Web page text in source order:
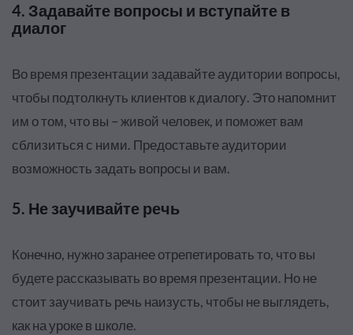
4. Задавайте вопросы и вступайте в
диалог
Во время презентации задавайте аудитории вопросы,
чтобы подтолкнуть клиентов к диалогу. Это напомнит
им о том, что вы – живой человек, и поможет вам
сблизиться с ними. Предоставьте аудитории
возможность задать вопросы и вам.
5. Не заучивайте речь
Конечно, нужно заранее отрепетировать то, что вы
будете рассказывать во время презентации. Но не
стоит заучивать речь наизусть, чтобы не выглядеть,
как на уроке в школе.